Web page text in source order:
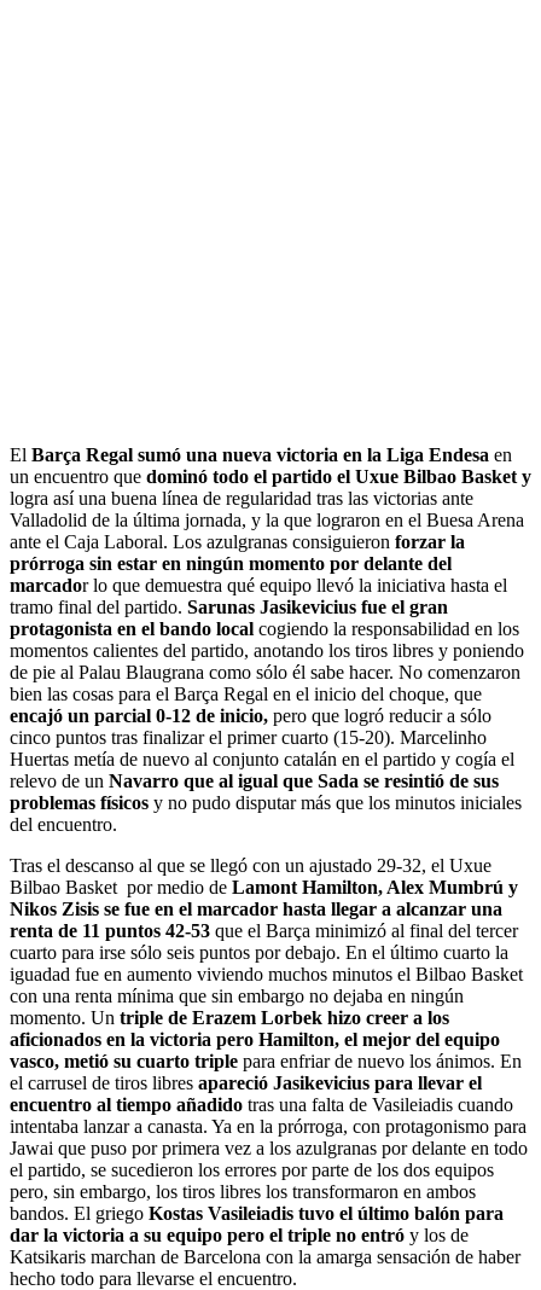
El Barça Regal sumó una nueva victoria en la Liga Endesa en
un encuentro que dominó todo el partido el Uxue Bilbao Basket y
logra así una buena línea de regularidad tras las victorias ante
Valladolid de la última jornada, y la que lograron en el Buesa Arena
ante el Caja Laboral. Los azulgranas consiguieron forzar la
prórroga sin estar en ningún momento por delante del
marcador lo que demuestra qué equipo llevó la iniciativa hasta el
tramo final del partido. Sarunas Jasikevicius fue el gran
protagonista en el bando local cogiendo la responsabilidad en los
momentos calientes del partido, anotando los tiros libres y poniendo
de pie al Palau Blaugrana como sólo él sabe hacer. No comenzaron
bien las cosas para el Barça Regal en el inicio del choque, que
encajó un parcial 0-12 de inicio, pero que logró reducir a sólo
cinco puntos tras finalizar el primer cuarto (15-20). Marcelinho
Huertas metía de nuevo al conjunto catalán en el partido y cogía el
relevo de un Navarro que al igual que Sada se resintió de sus
problemas físicos y no pudo disputar más que los minutos iniciales
del encuentro.
Tras el descanso al que se llegó con un ajustado 29-32, el Uxue
Bilbao Basket por medio de Lamont Hamilton, Alex Mumbrú y
Nikos Zisis se fue en el marcador hasta llegar a alcanzar una
renta de 11 puntos 42-53 que el Barça minimizó al final del tercer
cuarto para irse sólo seis puntos por debajo. En el último cuarto la
iguadad fue en aumento viviendo muchos minutos el Bilbao Basket
con una renta mínima que sin embargo no dejaba en ningún
momento. Un triple de Erazem Lorbek hizo creer a los
aficionados en la victoria pero Hamilton, el mejor del equipo
vasco, metió su cuarto triple para enfriar de nuevo los ánimos. En
el carrusel de tiros libres apareció Jasikevicius para llevar el
encuentro al tiempo añadido tras una falta de Vasileiadis cuando
intentaba lanzar a canasta. Ya en la prórroga, con protagonismo para
Jawai que puso por primera vez a los azulgranas por delante en todo
el partido, se sucedieron los errores por parte de los dos equipos
pero, sin embargo, los tiros libres los transformaron en ambos
bandos. El griego Kostas Vasileiadis tuvo el último balón para
dar la victoria a su equipo pero el triple no entró y los de
Katsikaris marchan de Barcelona con la amarga sensación de haber
hecho todo para llevarse el encuentro.